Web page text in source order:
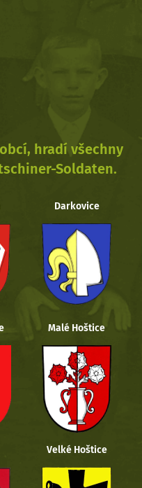
hradí všechny
Soldaten.
Darkovice
Malé Hoštice
Velké Hoštice